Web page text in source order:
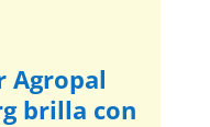
Agropal
brilla con